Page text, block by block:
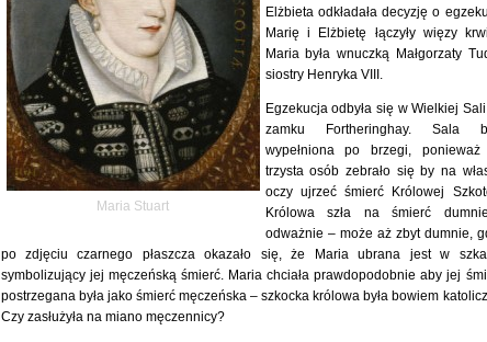
Maria Stuart
Elżbieta odkładała decyzję o
Marię i Elżbietę łączyły więzy
Maria była wnuczką Małgorzaty
siostry Henryka VIII.
Egzekucja odbyła się w Wielkiej
zamku Fortheringhay. Sala
wypełniona po brzegi,
trzysta osób zebrało się by na
oczy ujrzeć śmierć Królowej
Królowa szła na śmierć
odważnie – może aż zbyt dumnie,
po zdjęciu czarnego płaszcza okazało się, że Maria ubrana jest w
symbolizujący jej męczeńską śmierć. Maria chciała prawdopodobnie aby jej
postrzegana była jako śmierć męczeńska – szkocka królowa była bowiem
Czy zasłużyła na miano męczennicy?